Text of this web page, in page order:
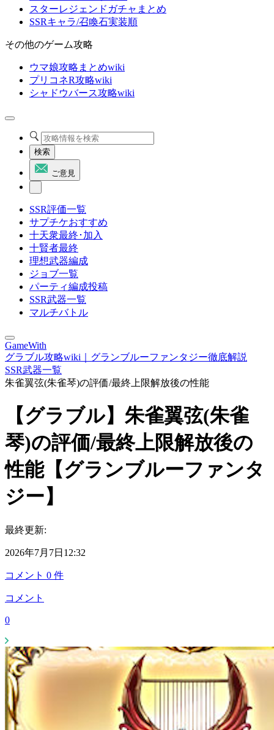
スターレジェンドガチャまとめ
SSRキャラ/召喚石実装順
その他のゲーム攻略
ウマ娘攻略まとめwiki
プリコネR攻略wiki
シャドウバース攻略wiki
検索
ご意見
SSR評価一覧
サプチケおすすめ
十天衆最終･加入
十賢者最終
理想武器編成
ジョブ一覧
パーティ編成投稿
SSR武器一覧
マルチバトル
GameWith
グラブル攻略wiki｜グランブルーファンタジー徹底解説
SSR武器一覧
朱雀翼弦(朱雀琴)の評価/最終上限解放後の性能
【グラブル】朱雀翼弦(朱雀
琴)の評価/最終上限解放後の
性能【グランブルーファンタ
ジー】
最終更新:
2026年7月7日12:32
コメント 0 件
コメント
0